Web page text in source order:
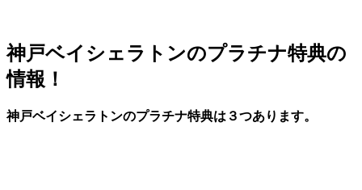
神戸ベイシェラトンのプラチナ特典の
情報！
神戸ベイシェラトンのプラチナ特典は３つあります。